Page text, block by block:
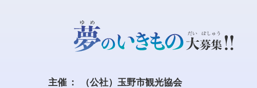
主催
（公社）玉野市観光協会